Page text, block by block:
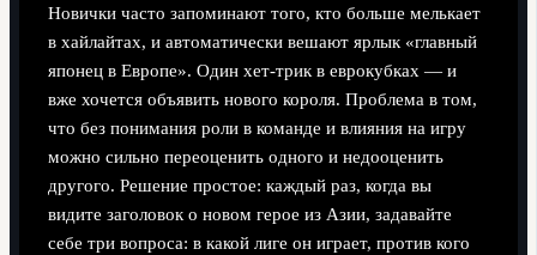
Новички часто запоминают того, кто больше мелькает
в хайлайтах, и автоматически вешают ярлык «главный
японец в Европе». Один хет-трик в еврокубках — и
вже хочется объявить нового короля. Проблема в том,
что без понимания роли в команде и влияния на игру
можно сильно переоценить одного и недооценить
другого. Решение простое: каждый раз, когда вы
видите заголовок о новом герое из Азии, задавайте
себе три вопроса: в какой лиге он играет, против кого